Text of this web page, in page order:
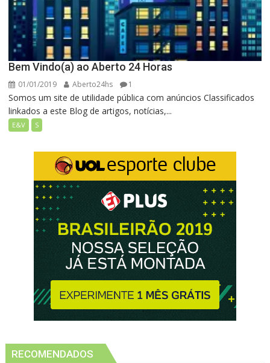
Bem Vindo(a) ao Aberto 24 Horas
01/01/2019 Aberto24hs 1
Somos um site de utilidade pública com anúncios Classificados
linkados a este Blog de artigos, notícias,...
E&V S
RECOMENDADOS